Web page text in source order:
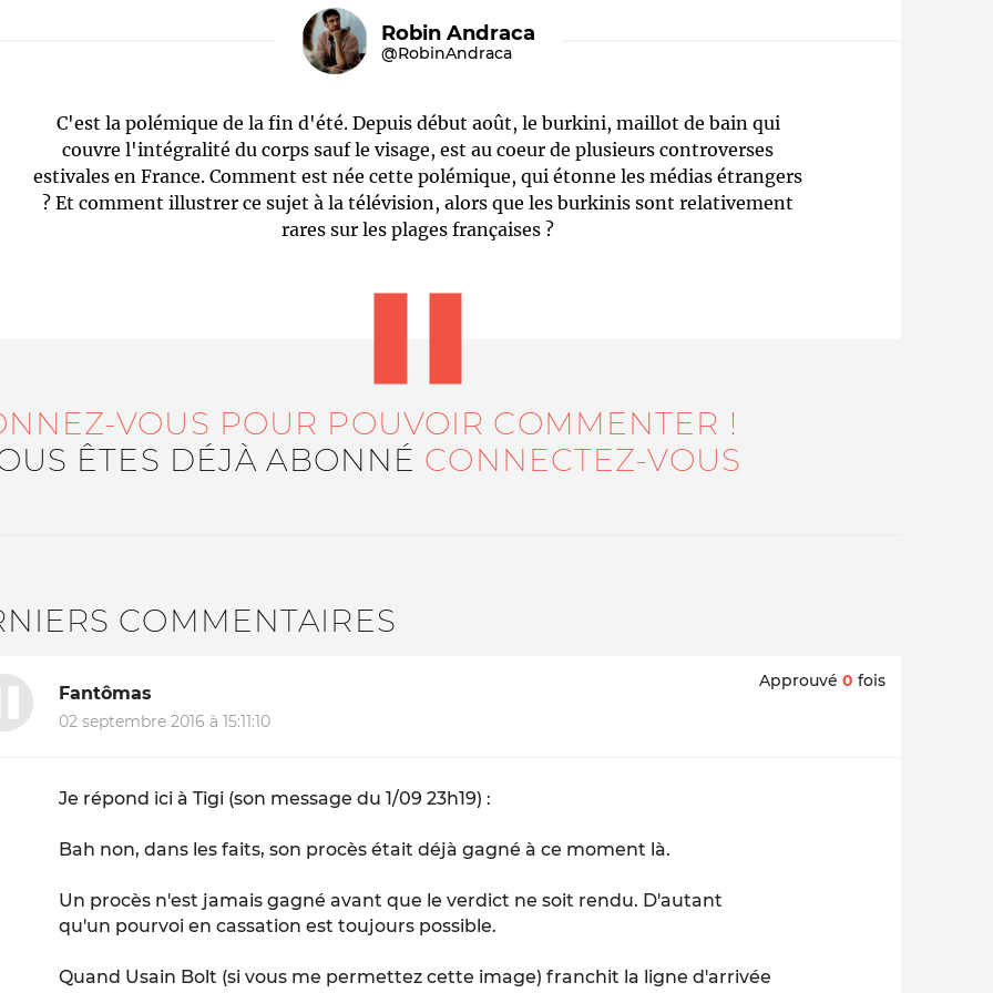
Robin Andraca
@RobinAndraca
C'est la polémique de la fin d'été. Depuis début août, le burkini, maillot de bain qui
couvre l'intégralité du corps sauf le visage, est au coeur de plusieurs controverses
estivales en France. Comment est née cette polémique, qui étonne les médias étrangers
? Et comment illustrer ce sujet à la télévision, alors que les burkinis sont relativement
rares sur les plages françaises ?
VOUS POUR POUVOIR COMMENTER !
ÊTES DÉJÀ ABONNÉ CONNECTEZ-VOUS
COMMENTAIRES
Fantômas
02 septembre 2016 à 15:11:10
Approuvé 0 fois
Je répond ici à Tigi (son message du 1/09 23h19) :
Bah non, dans les faits, son procès était déjà gagné à ce moment là.
Un procès n'est jamais gagné avant que le verdict ne soit rendu. D'autant
qu'un pourvoi en cassation est toujours possible.
Quand Usain Bolt (si vous me permettez cette image) franchit la ligne d'arrivée